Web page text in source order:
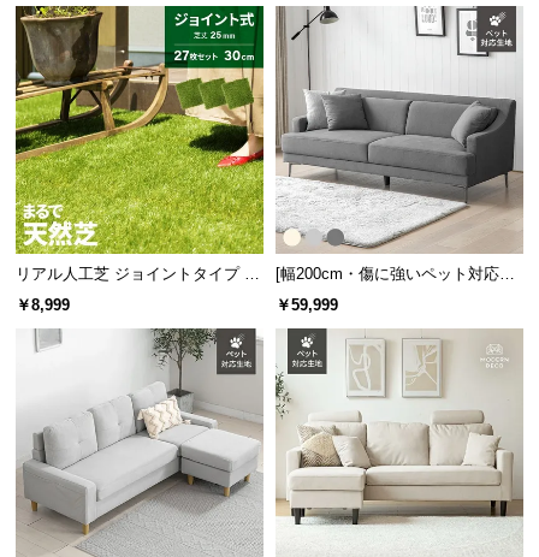
て
搬
入
経
路
に
つ
い
品・
ン
セ
ル
に
つ
リアル人工芝 ジョイントタイプ 30
cm 27枚 芝丈25mm
￥8,999
[幅200cm・傷に強いペット対応生
地] 3人掛けストレートソファ ごろ
寝できるゆったりサイズ
￥59,999